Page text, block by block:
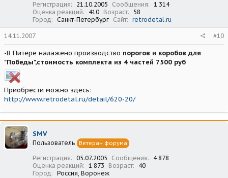
Регистрация 21.10.2005 Сообщения
1 314
Оценка реакций
410 Возраст
58
Город
Санкт-Петербург Сайт retrodetal.ru
14.11.2007 #10
-В Питере налажено производство порогов и коробов для
"Победы",стоимость комплекта из 4 частей 7500 руб
Приобрести можно здесь:
http://www.retrodetal.ru/detail/620-20/
SMV
Пользователь Ветеран форума
Регистрация 05.07.2005 Сообщения
4 878
Оценка реакций
1 873 Возраст
40
Город
Россия, Воронеж